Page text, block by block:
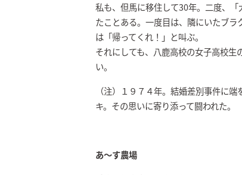
私も、但馬に移住して30年。二度、
たことある。一度目は、隣にいたブ
は「帰ってくれ！」と叫ぶ。
それにしても、八鹿高校の女子高校
い。
（注）１９７４年。結婚差別事件に
キ。その思いに寄り添って闘われた。
あ～す農場